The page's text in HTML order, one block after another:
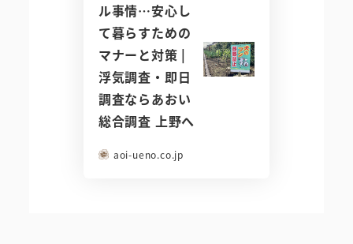
ル事情…安心し
て暮らすための
マナーと対策 |
浮気調査・即日
調査ならあおい
総合調査 上野へ
aoi-ueno.co.jp